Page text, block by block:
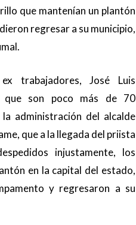
que mantenían un plantón
regresar a su municipio,
trabajadores, José Luis
que son poco más de 70
administración del alcalde
que a la llegada del priista
injustamente, los
en la capital del estado,
y regresaron a su